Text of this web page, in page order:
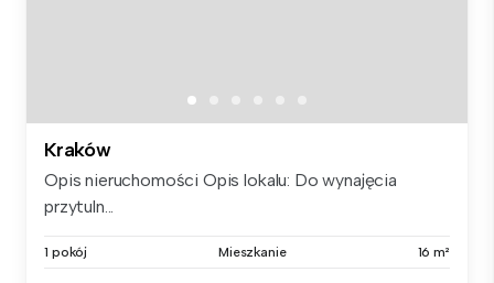
Kraków
Opis nieruchomości Opis lokalu: Do wynajęcia
przytuln...
1 pokój Mieszkanie 16 m²